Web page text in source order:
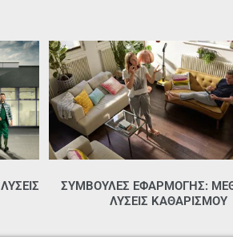
ΣΥΜΒΟΥΛΕΣ ΕΦΑΡΜΟΓΗΣ:
ΛΎΣΕΙΣ ΚΑΘΑΡΙΣΜΟΎ